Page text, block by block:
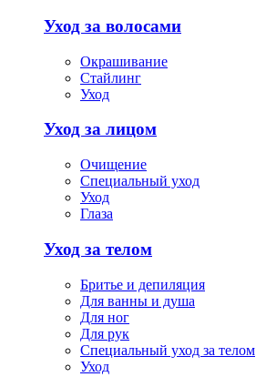
Уход за волосами
Окрашивание
Стайлинг
Уход
Уход за лицом
Очищение
Специальный уход
Уход
Глаза
Уход за телом
Бритье и депиляция
Для ванны и душа
Для ног
Для рук
Специальный уход за телом
Уход